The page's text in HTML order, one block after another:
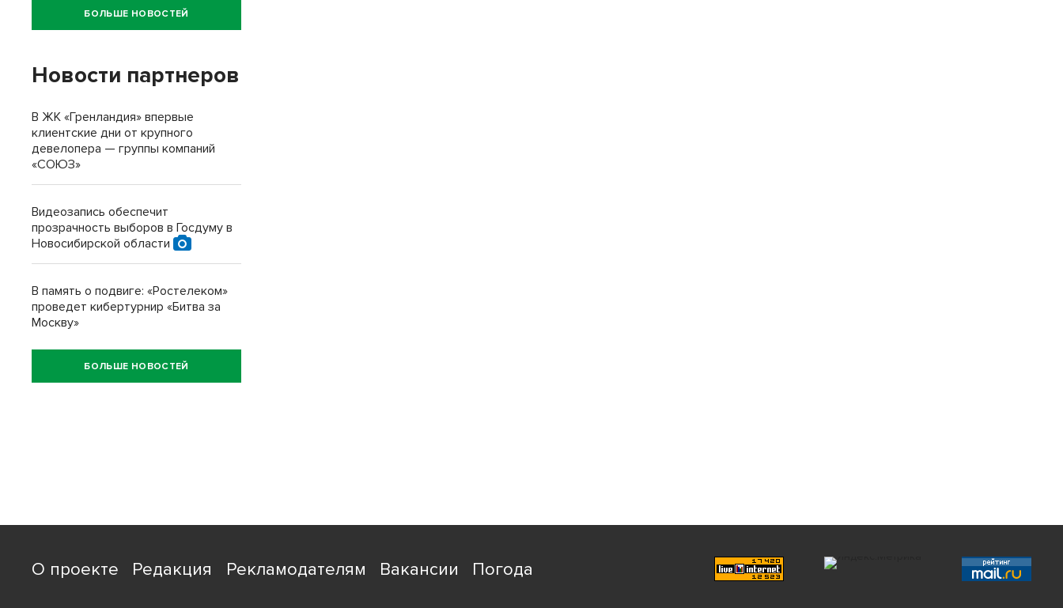
БОЛЬШЕ НОВОСТЕЙ
Новости партнеров
В ЖК «Гренландия» впервые
клиентские дни от крупного
девелопера — группы компаний
«СОЮЗ»
Видеозапись обеспечит
прозрачность выборов в Госдуму в
Новосибирской области
В память о подвиге: «Ростелеком»
проведет кибертурнир «Битва за
Москву»
БОЛЬШЕ НОВОСТЕЙ
О проекте Редакция Рекламодателям Вакансии Погода